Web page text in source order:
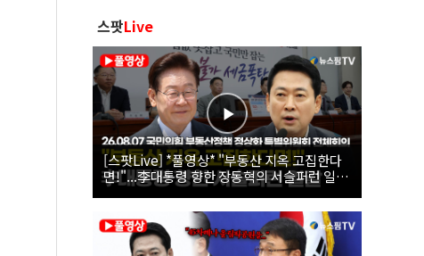
스팟Live
[스팟Live] *풀영상* "부동산 지옥 고집한다
면!"...李대통령 향한 장동혁의 서슬퍼런 일갈
| 26.08.07 국민의힘 부동산정책 정상화 특별
위원회 전체회의